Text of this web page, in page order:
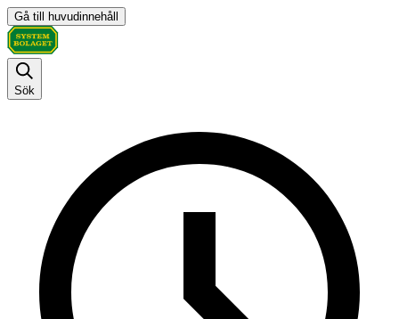
Gå till huvudinnehåll
Sök